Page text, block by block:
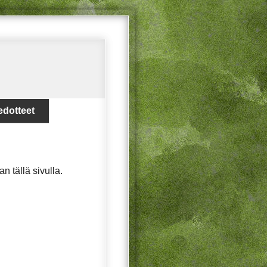
tällä sivulla.